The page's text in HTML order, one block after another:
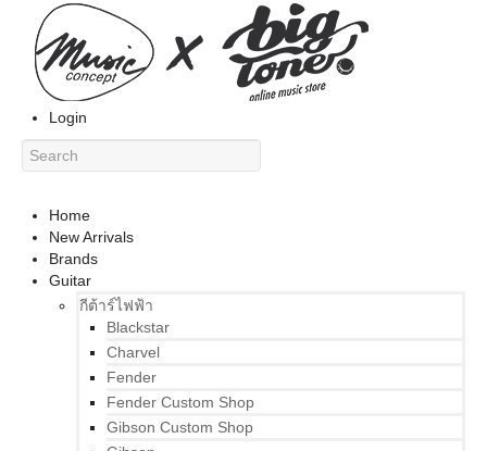
Login
Home
New Arrivals
Brands
Guitar
กีต้าร์ไฟฟ้า
Blackstar
Charvel
Fender
Fender Custom Shop
Gibson Custom Shop